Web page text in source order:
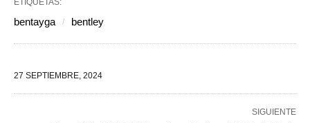
ETIQUETAS:
bentayga bentley
27 SEPTIEMBRE, 2024
SIGUIENTE